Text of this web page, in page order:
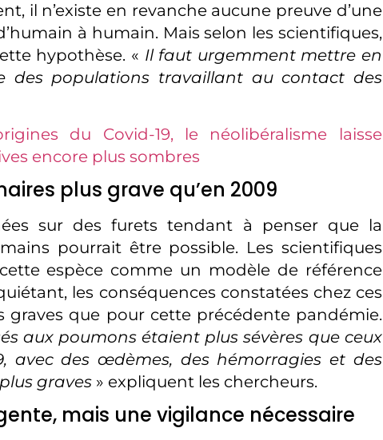
il n’existe en revanche aucune preuve d’une
à humain. Mais selon les scientifiques,
hypothèse. « Il faut urgemment mettre en
des populations travaillant au contact des
du Covid-19, le néolibéralisme laisse
encore plus sombres
plus grave qu’en 2009
sur des furets tendant à penser que la
pourrait être possible. Les scientifiques
espèce comme un modèle de référence
les conséquences constatées chez ces
graves que pour cette précédente pandémie.
aux poumons étaient plus sévères que ceux
avec des œdèmes, des hémorragies et des
graves » expliquent les chercheurs.
mais une vigilance nécessaire